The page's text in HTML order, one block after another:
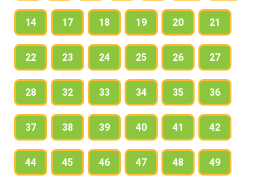
14 17 18 19 20 21
22 23 24 25 26 27
28 32 33 34 35 36
37 38 39 40 41 42
44 45 46 47 48 49